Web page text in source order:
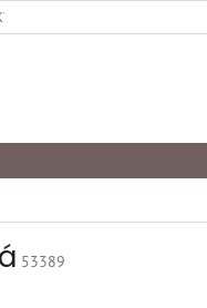
OCHRANY OSOBNÍCH ÚDAJŮ
53389